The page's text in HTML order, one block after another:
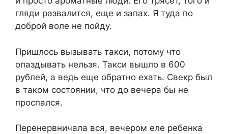
гляди развалится, еще и запах. Я туда по
доброй воле не пойду.
Пришлось вызывать такси, потому что
опаздывать нельзя. Такси вышло в 600
рублей, а ведь еще обратно ехать. Свекр был
в таком состоянии, что до вечера бы не
проспался.
Перенервничала вся, вечером еле ребенка